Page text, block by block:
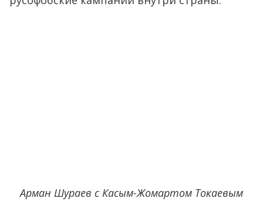
Арман Шураев с Касым-Жомартом Токаевым